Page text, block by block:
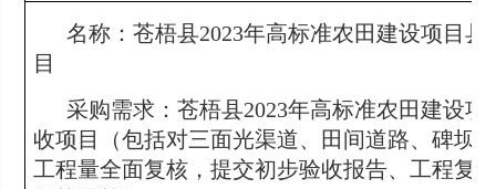
名称：苍梧县2023年高标准农田建设项目县
目
采购需求：苍梧县2023年高标准农田建设项
收项目（包括对三面光渠道、田间道路、碑坝
工程量全面复核，提交初步验收报告、工程复